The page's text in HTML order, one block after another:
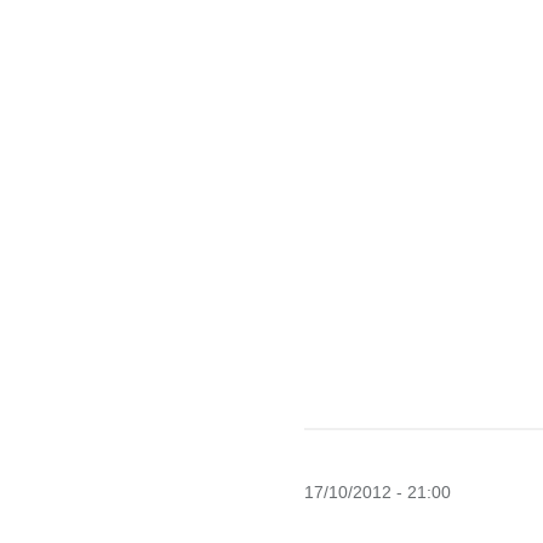
17/10/2012 - 21:00